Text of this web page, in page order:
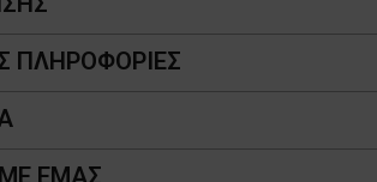
ΠΛΗΡΟΦΟΡΙΕΣ
ΕΜΑΣ